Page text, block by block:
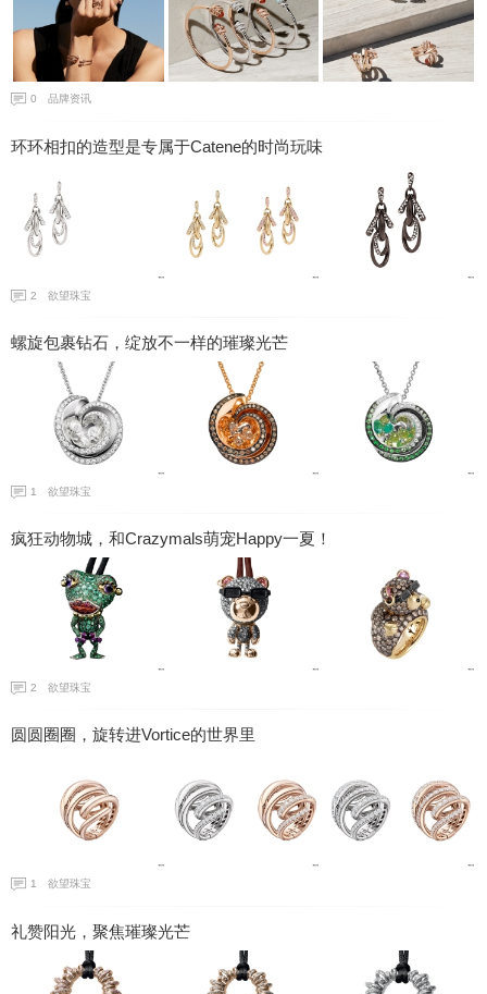
0 品牌资讯
环环相扣的造型是专属于Catene的时尚玩味
2 欲望珠宝
螺旋包裹钻石，绽放不一样的璀璨光芒
1 欲望珠宝
疯狂动物城，和Crazymals萌宠Happy一夏！
2 欲望珠宝
圆圆圈圈，旋转进Vortice的世界里
1 欲望珠宝
礼赞阳光，聚焦璀璨光芒